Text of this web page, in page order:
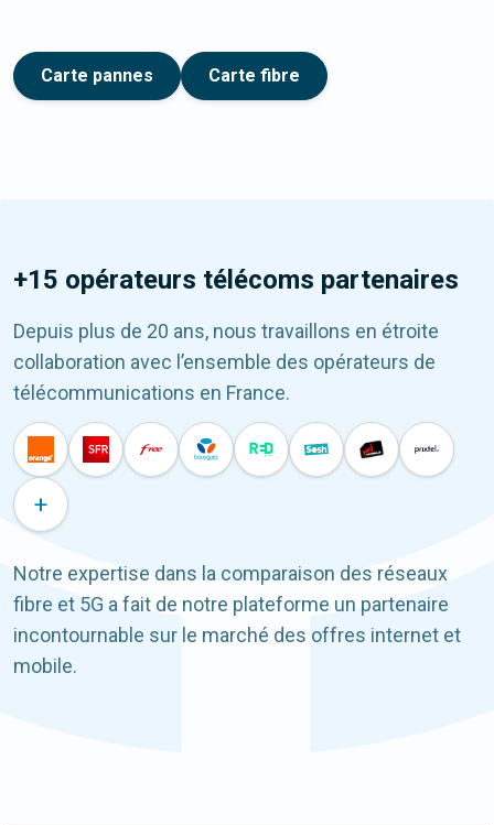
Carte pannes Carte fibre
+15 opérateurs télécoms partenaires
Depuis plus de 20 ans, nous travaillons en étroite
collaboration avec l’ensemble des opérateurs de
télécommunications en France.
+
Notre expertise dans la comparaison des réseaux
fibre et 5G a fait de notre plateforme un partenaire
incontournable sur le marché des offres internet et
mobile.